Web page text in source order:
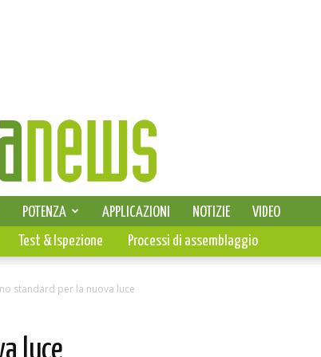
SELEZIONE DI ELETTRONICA
POTENZA APPLICAZIONI NOTIZIE
VIDEO
PCBTest & Ispezione Processi di assemblaggio
standard per la nuova luce
luce